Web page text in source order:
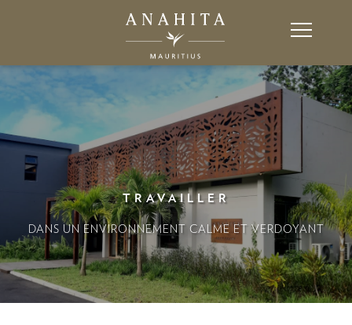
TRAVAILLER
DANS UN ENVIRONNEMENT CALME ET VERDOYANT